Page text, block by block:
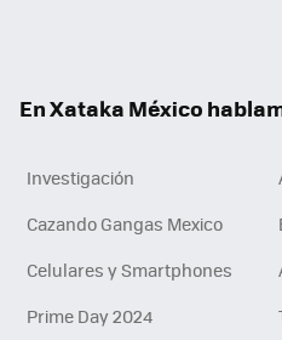
En Xataka México
Investigación
Cazando Gangas Mexico
Celulares y Smartphones
Prime Day 2024